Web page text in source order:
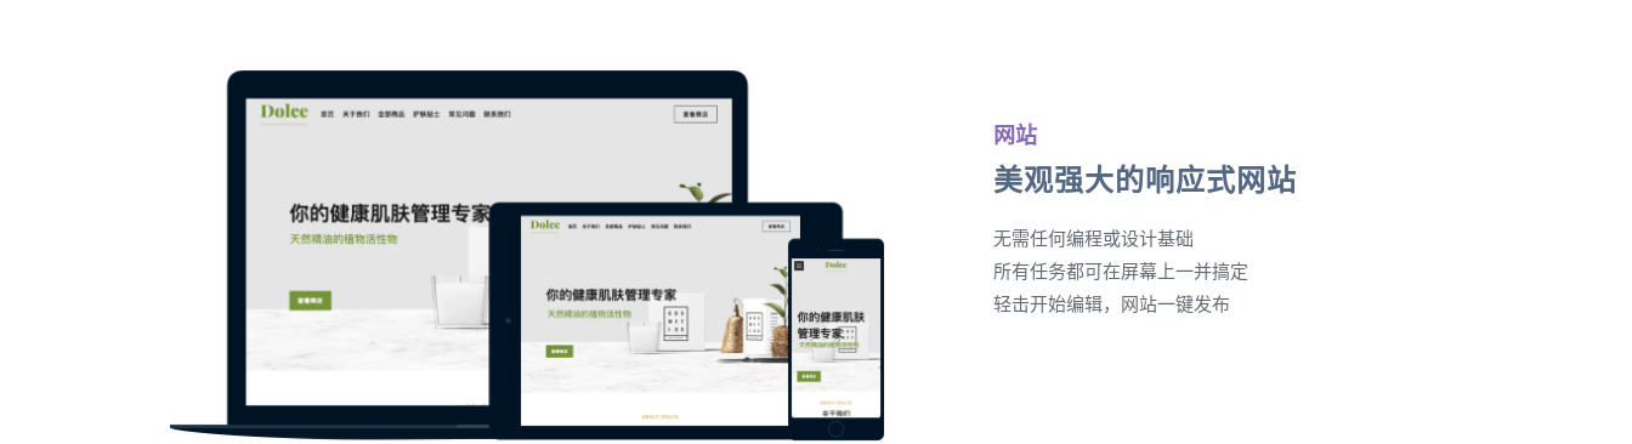
网站
美观强大的响应式网站
无需任何编程或设计基础
所有任务都可在屏幕上一并搞定
轻击开始编辑，网站一键发布